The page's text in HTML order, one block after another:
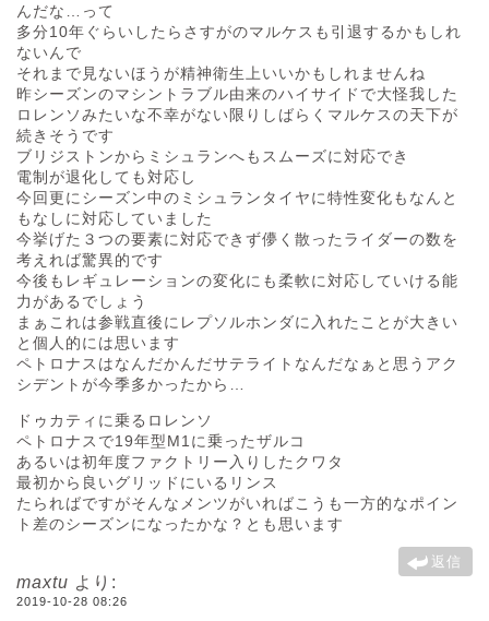
んだな…って
多分10年ぐらいしたらさすがのマルケスも引退するかもしれ
ないんで
それまで見ないほうが精神衛生上いいかもしれませんね
昨シーズンのマシントラブル由来のハイサイドで大怪我した
ロレンソみたいな不幸がない限りしばらくマルケスの天下が
続きそうです
ブリジストンからミシュランへもスムーズに対応でき
電制が退化しても対応し
今回更にシーズン中のミシュランタイヤに特性変化もなんと
もなしに対応していました
今挙げた３つの要素に対応できず儚く散ったライダーの数を
考えれば驚異的です
今後もレギュレーションの変化にも柔軟に対応していける能
力があるでしょう
まぁこれは参戦直後にレプソルホンダに入れたことが大きい
と個人的には思います
ペトロナスはなんだかんだサテライトなんだなぁと思うアク
シデントが今季多かったから…
ドゥカティに乗るロレンソ
ペトロナスで19年型M1に乗ったザルコ
あるいは初年度ファクトリー入りしたクワタ
最初から良いグリッドにいるリンス
たらればですがそんなメンツがいればこうも一方的なポイン
ト差のシーズンになったかな？とも思います
返信
maxtu より:
2019-10-28 08:26